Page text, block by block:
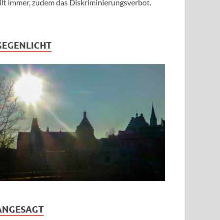
immer, zudem das Diskriminierungsverbot.